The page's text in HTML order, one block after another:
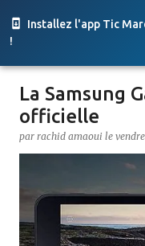
Installez l'app Tic
!
La Samsung
officielle
par rachid amaoui le